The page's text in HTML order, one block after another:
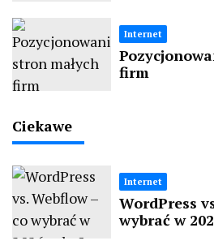
Internet
firm
Ciekawe
Internet
WordPress
wybrać w